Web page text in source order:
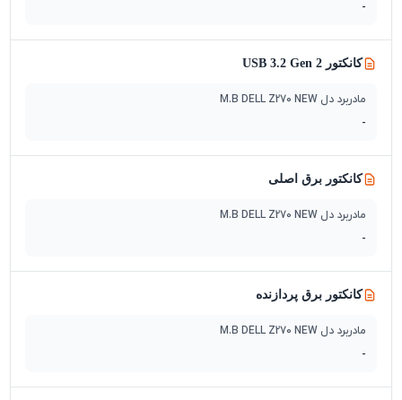
-
کانکتور USB 3.2 Gen 2
مادربرد دل M.B DELL Z270 NEW
-
کانکتور برق اصلی
مادربرد دل M.B DELL Z270 NEW
-
کانکتور برق پردازنده
مادربرد دل M.B DELL Z270 NEW
-